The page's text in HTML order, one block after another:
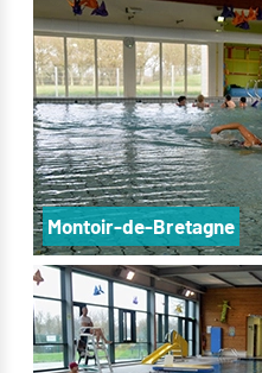
Montoir-de-Bretagne